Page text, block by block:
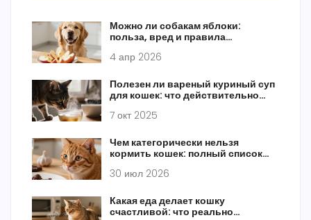
Можно ли собакам яблоки:
польза, вред и правила
4 апр 2026
Полезен ли вареный куриный суп
для кошек: что действительно
7 окт 2025
Чем категорически нельзя
кормить кошек: полный список
30 июл 2026
Какая еда делает кошку
счастливой: что реально